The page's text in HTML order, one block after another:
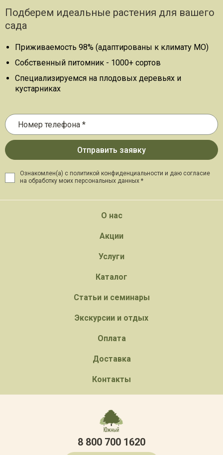
Подберем идеальные растения для вашего
сада
Приживаемость 98% (адаптированы к климату МО)
Собственный питомник - 1000+ сортов
Специализируемся на плодовых деревьях и
кустарниках
Ознакомлен(а) с политикой конфиденциальности и даю согласие
на обработку моих персональных данных *
О нас
Акции
Услуги
Каталог
Статьи и семинары
Экскурсии и отдых
Оплата
Доставка
Контакты
8 800 700 1620